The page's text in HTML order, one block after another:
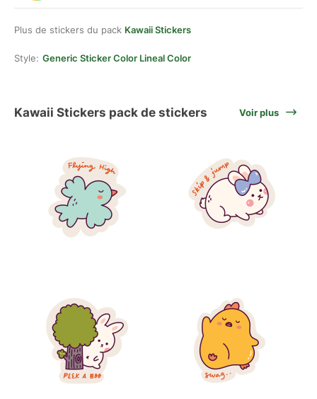
Plus de stickers du pack Kawaii Stickers
Style: Generic Sticker Color Lineal Color
Kawaii Stickers pack de stickers Voir plus